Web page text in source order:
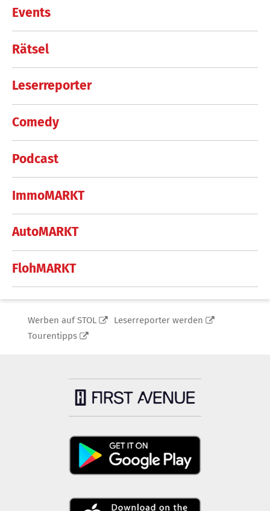
Events
Rätsel
Leserreporter
Comedy
Podcast
ImmoMARKT
AutoMARKT
FlohMARKT
Werben auf STOL
Leserreporter werden
Tourentipps